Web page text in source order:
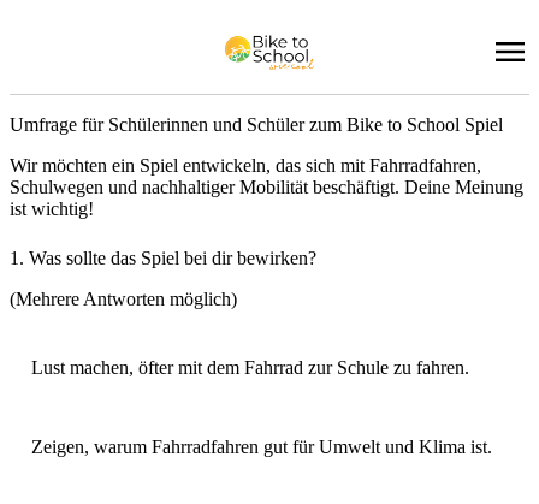
Umfrage für Schülerinnen und Schüler zum Bike to School Spiel
Wir möchten ein Spiel entwickeln, das sich mit Fahrradfahren,
Schulwegen und nachhaltiger Mobilität beschäftigt. Deine Meinung
ist wichtig!
1. Was sollte das Spiel bei dir bewirken?
(Mehrere Antworten möglich)
Lust machen, öfter mit dem Fahrrad zur Schule zu fahren.
Zeigen, warum Fahrradfahren gut für Umwelt und Klima ist.